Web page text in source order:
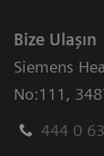
Bize Ulaşın
Siemens
No:111 ,
444 0